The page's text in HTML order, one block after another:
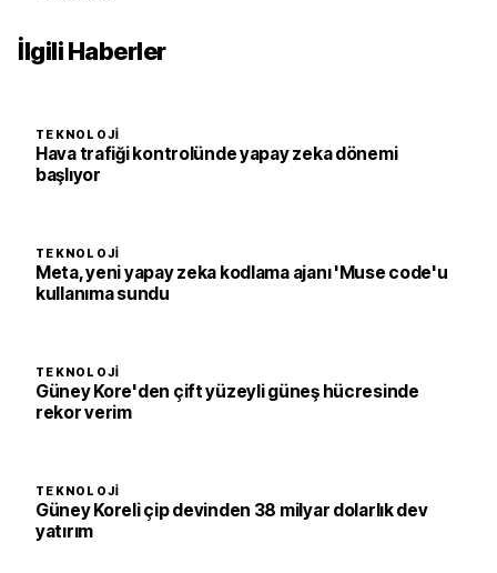
İlgili Haberler
TEKNOLOJI
Hava trafiği kontrolünde yapay zeka dönemi
başlıyor
TEKNOLOJI
Meta, yeni yapay zeka kodlama ajanı 'Muse code'u
kullanıma sundu
TEKNOLOJI
Güney Kore'den çift yüzeyli güneş hücresinde
rekor verim
TEKNOLOJI
Güney Koreli çip devinden 38 milyar dolarlık dev
yatırım